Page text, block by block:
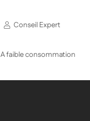
Conseil Expert
A faible consommation